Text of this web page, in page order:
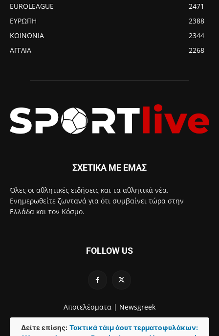
EUROLEAGUE
2471
ΕΥΡΩΠΗ
2388
ΚΟΙΝΩΝΙΑ
2344
ΑΓΓΛΙΑ
2268
ΣΧΕΤΙΚΑ ΜΕ ΕΜΑΣ
Όλες οι αθλητικές ειδήσεις και τα αθλητικά νέα.
Ενημερωθείτε ζωντανά για ότι συμβαίνει τώρα στην
Ελλάδα και τον Κόσμο.
FOLLOW US
Αποτελέσματα | Newsgreek
Δείτε επίσης: Τακτικά τάιμ άουτ τερματοφυλάκων: